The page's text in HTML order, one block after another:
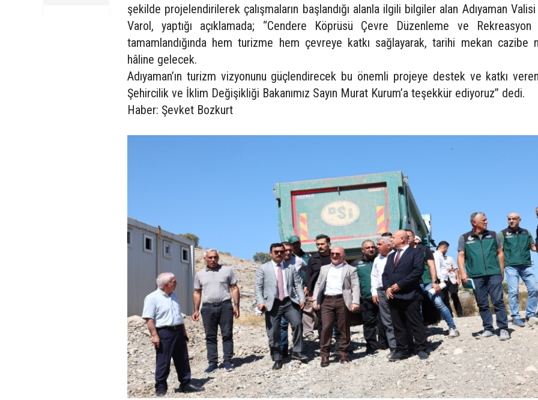
şekilde projelendirilerek çalışmaların başlandığı alanla ilgili bilgiler alan Adıyaman
Varol, yaptığı açıklamada; “Cendere Köprüsü Çevre Düzenleme ve Rekreasyon
tamamlandığında hem turizme hem çevreye katkı sağlayarak, tarihi mekan cazibe
hâline gelecek.
Adıyaman’ın turizm vizyonunu güçlendirecek bu önemli projeye destek ve katkı
Şehircilik ve İklim Değişikliği Bakanımız Sayın Murat Kurum’a teşekkür ediyoruz” dedi.
Haber: Şevket Bozkurt